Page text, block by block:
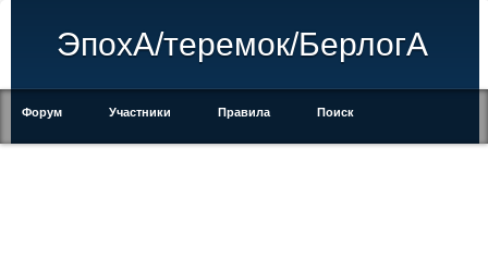
ЭпохА/теремок/БерлогА
Форум Участники Правила Поиск